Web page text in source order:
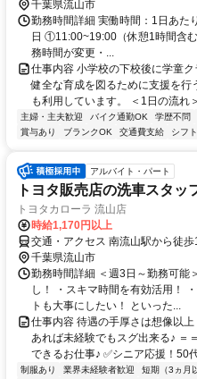
千葉県流山市
勤務時間詳細 実働時間：1日あた
日 ①11:00~19:00（休憩1時間含
務時間が変更・...
仕事内容 小学校の下校後に学童
健全な育成を図るために支援を
も利用しています。 ＜1日の流れ
主婦・主夫歓迎 バイク通勤OK 学歴不問
賞与あり
ブランクOK 交通費支給 シフ
アルバイト・パート
トヨタ販売店の洗車スタッ
トヨタカローラ 流山店
時給1,170円以上
交通・アクセス 南流山駅から徒
千葉県流山市
勤務時間詳細 ＜週3日～勤務可能
し！ ・スキマ時間を有効活用！
トも大事にしたい！ といった...
仕事内容 待遇の手厚さは想像以上
あれば未経験でもスグ出来る♪ ＝
できるお仕事♪ ✅シニア応援！50
制服あり 業界未経験者歓迎 短期（3ヵ月